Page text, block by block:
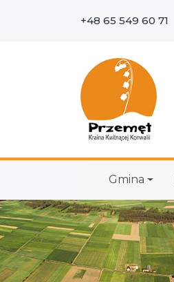
+48 65 549 60 71
Gmina